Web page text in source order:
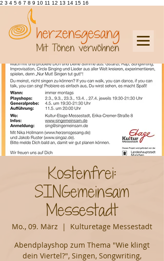
2 3 4 5 6 7 8 9 10 11 12 13 14 15 16
Kostenfrei:
SINGemeinsam
Messestadt
Mo., 09. März
  |
Kulturetage Messestadt
Abendplayshop zum Thema "Wie klingt
dein Viertel?", Singen, Songwriting,